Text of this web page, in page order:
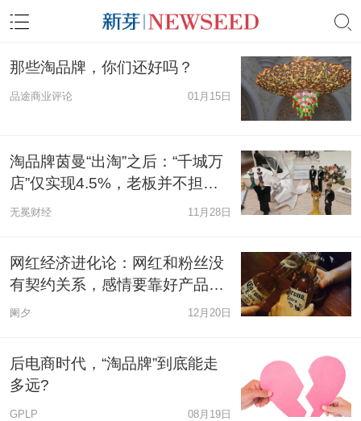
那些淘品牌，你们还好吗？
品途商业评论 01月15日
淘品牌茵曼“出淘”之后：“千城万
店”仅实现4.5%，老板并不担
心，为什么？
无冕财经 11月28日
网红经济进化论：网红和粉丝没
有契约关系，感情要靠好产品维
系
阑夕 12月20日
后电商时代，“淘品牌”到底能走
多远?
GPLP 08月19日